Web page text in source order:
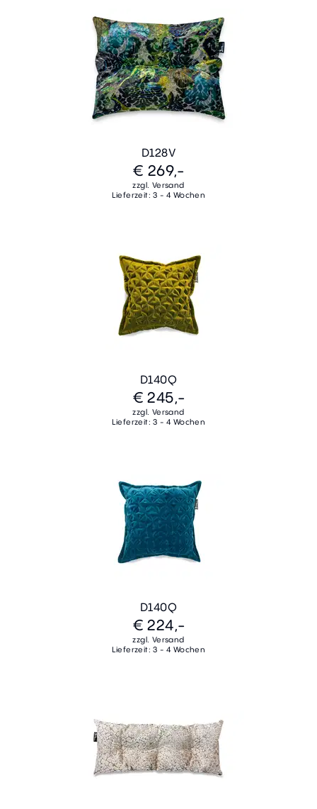
D128V
€ 269,-
zzgl. Versand
Lieferzeit: 3 - 4 Wochen
D140Q
€ 245,-
zzgl. Versand
Lieferzeit: 3 - 4 Wochen
D140Q
€ 224,-
zzgl. Versand
Lieferzeit: 3 - 4 Wochen